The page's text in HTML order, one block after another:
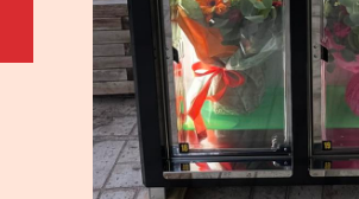
ADD TO CART Soft Doll
15.00€